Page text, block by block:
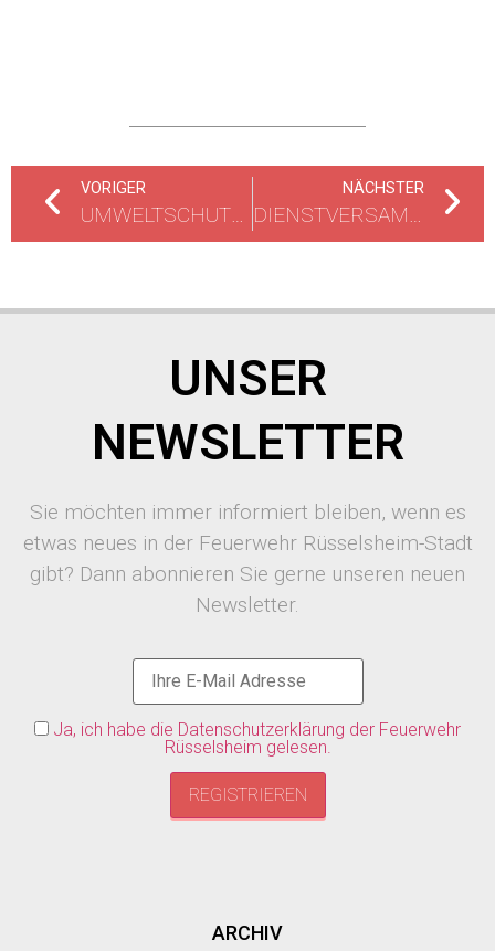
VORIGER
UMWELTSCHUTZEINSATZ DER FEUERWEHR AUF EINE BESONDERE ART
NÄCHSTER
DIENSTVERSAMMLUNG 2018
UNSER
NEWSLETTER
Sie möchten immer informiert bleiben, wenn es
etwas neues in der Feuerwehr Rüsselsheim-Stadt
gibt? Dann abonnieren Sie gerne unseren neuen
Newsletter.
Ja, ich habe die Datenschutzerklärung der Feuerwehr
Rüsselsheim gelesen.
ARCHIV